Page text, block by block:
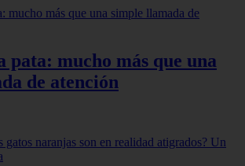
pata: mucho más que una
de atención